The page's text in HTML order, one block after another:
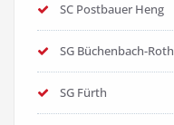
SC Postbauer Heng
SG Büchenbach-Roth
SG Fürth